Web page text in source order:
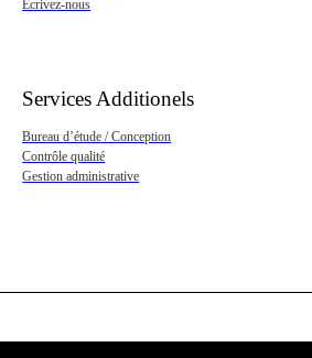
Ecrivez-nous
Services Additionels
Bureau d’étude / Conception
Contrôle qualité
Gestion administrative